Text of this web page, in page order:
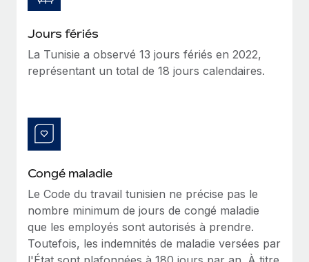
Création d’entité
conformité
Mobilité et déménagement international
Avantages sociaux
Gérez facilement les avantages sociaux
Intégration Remote x BambooHR : du local à
plateforme
Impact Les clients BambooHR peuvent désormais
embaucher et gérer les employés internationaux...
BLOG
freelances Plus
Remote a toujours pour mission d'aider les entreprises de
En savoir plus
Comment Phiture gère ses 55 employés
répartis dans 19 pays grâce à Remote
Jours fériés
La Tunisie a observé 13 jours fériés en 2022,
représentant un total de 18 jours calendaires.
Congé maladie
Le Code du travail tunisien ne précise pas le
nombre minimum de jours de congé maladie
que les employés sont autorisés à prendre.
Toutefois, les indemnités de maladie versées par